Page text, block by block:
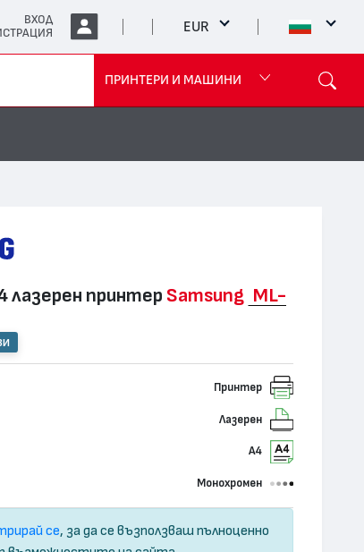
ВХОД
EUR
ПРИНТЕРИ И МАШИНИ
лазерен принтер Samsung ML-
Принтер
Лазерен
А4
Монохромен
се, за да се възползваш пълноценно